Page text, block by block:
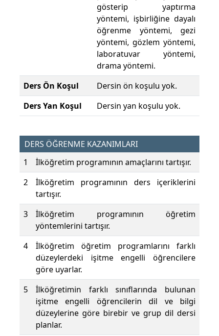
gösterip yaptırma
yöntemi, işbirliğine dayalı
öğrenme yöntemi, gezi
yöntemi, gözlem yöntemi,
laboratuvar yöntemi,
drama yöntemi.
Ders Ön Koşul
Dersin ön koşulu yok.
Ders Yan Koşul
Dersin yan koşulu yok.
DERS ÖĞRENME KAZANIMLARI
1
İlköğretim programının amaçlarını tartışır.
2
İlköğretim programının ders içeriklerini
tartışır.
3
İlköğretim programının öğretim
yöntemlerini tartışır.
4
İlköğretim öğretim programlarını farklı
düzeylerdeki işitme engelli öğrencilere
göre uyarlar.
5
İlköğretimin farklı sınıflarında bulunan
işitme engelli öğrencilerin dil ve bilgi
düzeylerine göre birebir ve grup dil dersi
planlar.